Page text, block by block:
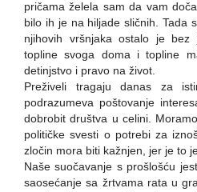
pričama želela sam da vam
bilo ih je na hiljade sličnih. Tada
njihovih vršnjaka ostalo je
topline svoga doma i topline
detinjstvo i pravo na život.
Preživeli tragaju danas za
podrazumeva poštovanje
dobrobit društva u celini.
političke svesti o potrebi za
zločin mora biti kažnjen, jer je to
Naše suočavanje s prošlošću
saosećanje sa žrtvama rata u